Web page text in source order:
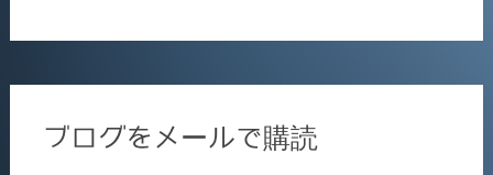
ブログをメールで購読